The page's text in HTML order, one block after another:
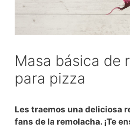
Masa básica de
para pizza
Les traemos una deliciosa
fans de la remolacha. ¡Te